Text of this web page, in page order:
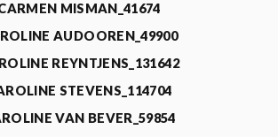
MISMAN_41674
AUDOOREN_49900
REYNTJENS_131642
STEVENS_114704
VAN BEVER_59854